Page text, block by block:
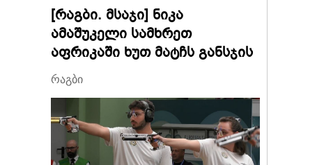
[რაგბი. მსაჯი] ნიკა
ამაშუკელი სამხრეთ
აფრიკაში ხუთ მატჩს განსჯის
რაგბი